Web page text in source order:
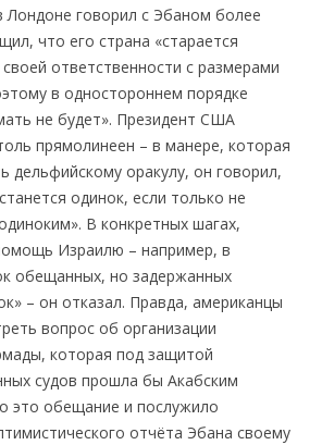
Лондоне говорил с Эбаном более
что его страна «старается
ответственности с размерами
в одностороннем порядке
не будет». Президент США
прямолинеен – в манере, которая
дельфийскому оракулу, он говорил,
одинок, если только не
В конкретных шагах,
Израилю – например, в
обещанных, но задержанных
– он отказал. Правда, американцы
вопрос об организации
которая под защитой
судов прошла бы Акабским
это обещание и послужило
отчёта Эбана своему